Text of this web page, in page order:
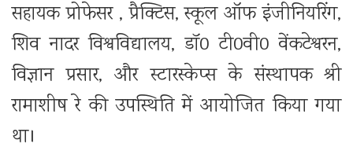
सहायक प्रोफेसर , प्रैक्टिस, स्कूल ऑफ इंजीनियरिंग,
शिव नादर विश्वविद्यालय, डॉ0 टी0वी0 वेंकटेश्वरन,
विज्ञान प्रसार, और स्टारस्केप्स के संस्थापक श्री
रामाशीष रे की उपस्थिति में आयोजित किया गया
था।